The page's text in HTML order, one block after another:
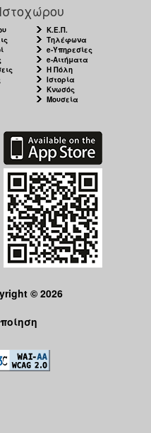
Κ.Ε.Π.
Τηλέφωνα
e-Υπηρεσίες
e-Αιτήματα
Η Πόλη
Ιστορία
Κνωσός
Μουσεία
© 2026